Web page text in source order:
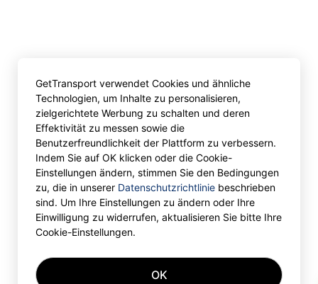
GetTransport verwendet Cookies und ähnliche
Technologien, um Inhalte zu personalisieren,
zielgerichtete Werbung zu schalten und deren
Effektivität zu messen sowie die
Benutzerfreundlichkeit der Plattform zu verbessern.
Indem Sie auf OK klicken oder die Cookie-
Einstellungen ändern, stimmen Sie den Bedingungen
zu, die in unserer Datenschutzrichtlinie beschrieben
sind. Um Ihre Einstellungen zu ändern oder Ihre
Einwilligung zu widerrufen, aktualisieren Sie bitte Ihre
Cookie-Einstellungen.
OK